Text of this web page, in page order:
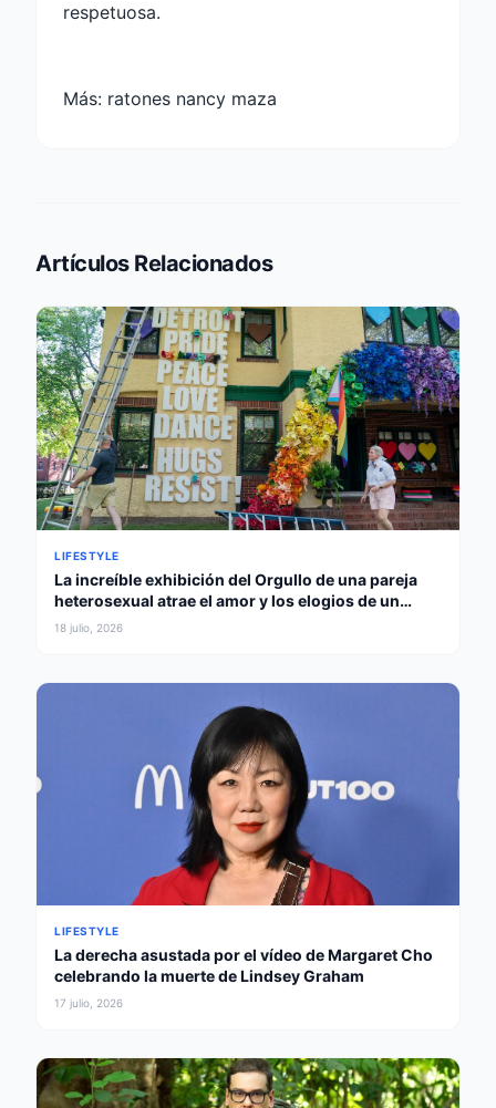
respetuosa.
Más: ratones nancy maza
Artículos Relacionados
LIFESTYLE
La increíble exhibición del Orgullo de una pareja
heterosexual atrae el amor y los elogios de un
gobernador
18 julio, 2026
LIFESTYLE
La derecha asustada por el vídeo de Margaret Cho
celebrando la muerte de Lindsey Graham
17 julio, 2026